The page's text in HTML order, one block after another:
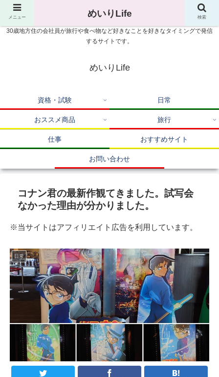
30歳地方住の会社員が旅行や食べ物など好きなことを好きなタイミングで発信
するサイトです。
めいりLife
資格・試験 日常
おススメ商品 旅行
仕事 おすすめサイト
お問い合わせ
コナン君の最新作観てきました。試写会
なかった理由が分かりました。
※当サイトはアフィリエイト広告を利用しています。
日常
メニュー めいりLife 検索